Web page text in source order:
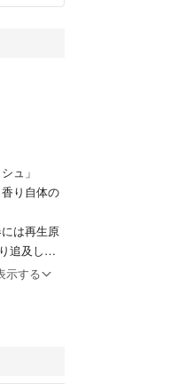
ュ」
り自体の
は再生原
追及し取
フレグラ
示する